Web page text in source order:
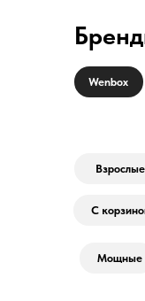
Wenbox
Взрослые
Мощные
С